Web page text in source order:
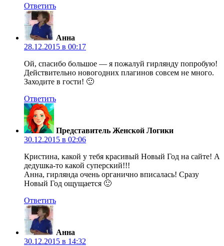
Ответить
Анна
28.12.2015 в 00:17
Ой, спасибо большое — я пожалуй гирлянду попробую!
Действительно новогодних плагинов совсем не много.
Заходите в гости! 🙂
Ответить
Представитель Женской Логики
30.12.2015 в 02:06
Кристина, какой у тебя красивый Новый Год на сайте! А
дедушка-то какой суперский!!!
Анна, гирлянда очень органично вписалась! Сразу
Новый Год ощущается 🙂
Ответить
Анна
30.12.2015 в 14:32